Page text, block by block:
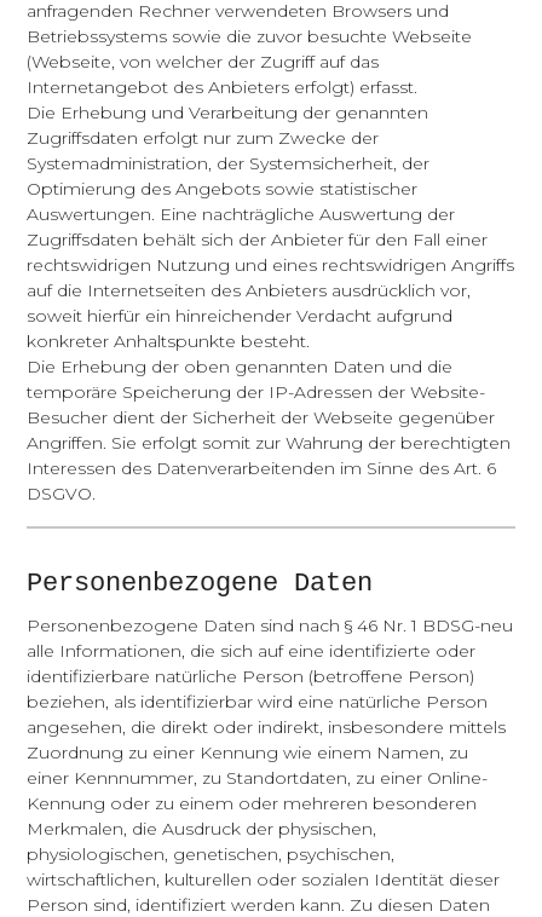
anfragenden Rechner verwendeten Browsers und
Betriebssystems sowie die zuvor besuchte Webseite
(Webseite, von welcher der Zugriff auf das
Internetangebot des Anbieters erfolgt) erfasst.
Die Erhebung und Verarbeitung der genannten
Zugriffsdaten erfolgt nur zum Zwecke der
Systemadministration, der Systemsicherheit, der
Optimierung des Angebots sowie statistischer
Auswertungen. Eine nachträgliche Auswertung der
Zugriffsdaten behält sich der Anbieter für den Fall einer
rechtswidrigen Nutzung und eines rechtswidrigen Angriffs
auf die Internetseiten des Anbieters ausdrücklich vor,
soweit hierfür ein hinreichender Verdacht aufgrund
konkreter Anhaltspunkte besteht.
Die Erhebung der oben genannten Daten und die
temporäre Speicherung der IP-Adressen der Website-
Besucher dient der Sicherheit der Webseite gegenüber
Angriffen. Sie erfolgt somit zur Wahrung der berechtigten
Interessen des Datenverarbeitenden im Sinne des Art. 6
DSGVO.
Personenbezogene Daten
Personenbezogene Daten sind nach § 46 Nr. 1 BDSG-neu
alle Informationen, die sich auf eine identifizierte oder
identifizierbare natürliche Person (betroffene Person)
beziehen, als identifizierbar wird eine natürliche Person
angesehen, die direkt oder indirekt, insbesondere mittels
Zuordnung zu einer Kennung wie einem Namen, zu
einer Kennnummer, zu Standortdaten, zu einer Online-
Kennung oder zu einem oder mehreren besonderen
Merkmalen, die Ausdruck der physischen,
physiologischen, genetischen, psychischen,
wirtschaftlichen, kulturellen oder sozialen Identität dieser
Person sind, identifiziert werden kann. Zu diesen Daten